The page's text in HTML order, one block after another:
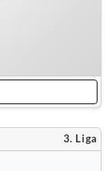
3. Liga